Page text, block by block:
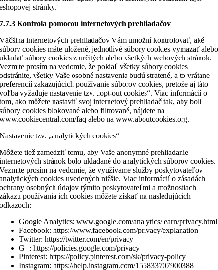
eshopovej stránky.
7.7.3 Kontrola pomocou internetových prehliadačov
Väčšina internetových prehliadačov Vám umožní kontrolovať, aké
súbory cookies máte uložené, jednotlivé súbory cookies vymazať alebo
ukladať súbory cookies z určitých alebo všetkých webových stránok.
Vezmite prosím na vedomie, že pokiaľ všetky súbory cookies
odstránite, všetky Vaše osobné nastavenia budú stratené, a to vrátane
preferencií zakazujúcich používanie súborov cookies, pretože aj táto
voľba vyžaduje nastavenie tzv. „opt-out cookies“. Viac informácií o
tom, ako môžete nastaviť svoj internetový prehliadač tak, aby boli
súbory cookies blokované alebo filtrované, nájdete na
www.cookiecentral.com/faq alebo na www.aboutcookies.org.
Nastavenie tzv. „analytických cookies“
Môžete tiež zamedziť tomu, aby Vaše anonymné prehliadanie
internetových stránok bolo ukladané do analytických súborov cookies.
Vezmite prosím na vedomie, že využívame služby poskytovateľov
analytických cookies uvedených nižšie. Viac informácií o zásadách
ochrany osobných údajov týmito poskytovateľmi a možnostiach
zákazu používania ich cookies môžete získať na nasledujúcich
odkazoch:
Google Analytics: www.google.com/analytics/learn/privacy.html
Facebook: https://www.facebook.com/privacy/explanation
Twitter: https://twitter.com/en/privacy
G+: https://policies.google.com/privacy
Pinterest: https://policy.pinterest.com/sk/privacy-policy
Instagram: https://help.instagram.com/155833707900388